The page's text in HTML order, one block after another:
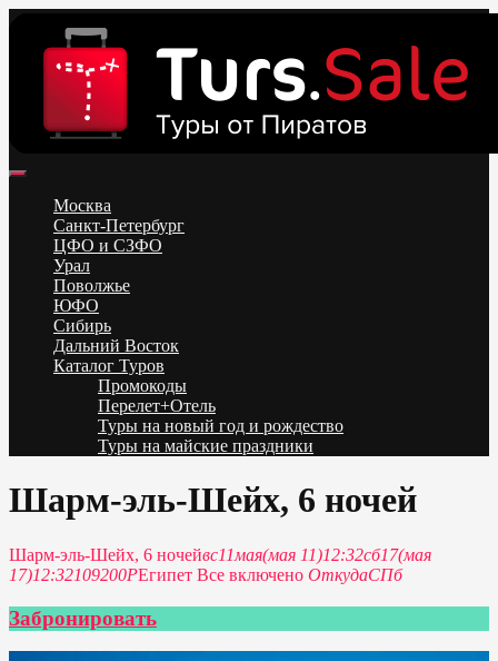
content
Низкие цены на путевки 3-7-10 ночей все включено, отдых на
море. Распродажа экскурсионных и горнолыжных туров.
Обновление каждый день. Официальный сайт Тур Сейл
Москва
Санкт-Петербург
ЦФО и СЗФО
Урал
Поволжье
ЮФО
Сибирь
Дальний Восток
Каталог Туров
Промокоды
Перелет+Отель
Туры на новый год и рождество
Туры на майские праздники
Шарм-эль-Шейх, 6 ночей
Шарм-эль-Шейх, 6 ночейвс11мая(мая 11)12:32сб17(мая
17)12:32109200PЕгипет Все включено ОткудаСПб
Забронировать